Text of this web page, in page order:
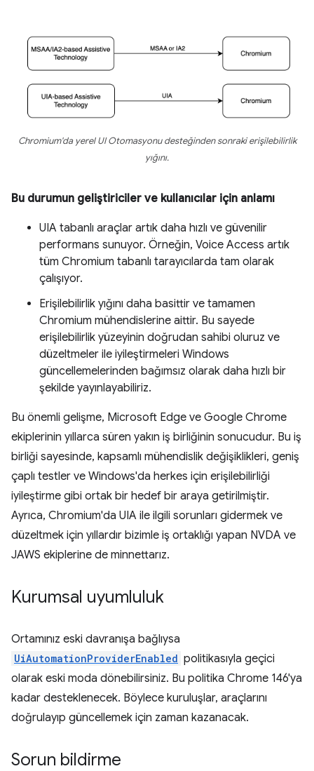
Chromium'da yerel UI Otomasyonu desteğinden sonraki erişilebilirlik
yığını.
Bu durumun geliştiriciler ve kullanıcılar için anlamı
UIA tabanlı araçlar artık daha hızlı ve güvenilir
performans sunuyor. Örneğin, Voice Access artık
tüm Chromium tabanlı tarayıcılarda tam olarak
çalışıyor.
Erişilebilirlik yığını daha basittir ve tamamen
Chromium mühendislerine aittir. Bu sayede
erişilebilirlik yüzeyinin doğrudan sahibi oluruz ve
düzeltmeler ile iyileştirmeleri Windows
güncellemelerinden bağımsız olarak daha hızlı bir
şekilde yayınlayabiliriz.
Bu önemli gelişme, Microsoft Edge ve Google Chrome
ekiplerinin yıllarca süren yakın iş birliğinin sonucudur. Bu iş
birliği sayesinde, kapsamlı mühendislik değişiklikleri, geniş
çaplı testler ve Windows'da herkes için erişilebilirliği
iyileştirme gibi ortak bir hedef bir araya getirilmiştir.
Ayrıca, Chromium'da UIA ile ilgili sorunları gidermek ve
düzeltmek için yıllardır bizimle iş ortaklığı yapan NVDA ve
JAWS ekiplerine de minnettarız.
Kurumsal uyumluluk
Ortamınız eski davranışa bağlıysa
UiAutomationProviderEnabled politikasıyla geçici
olarak eski moda dönebilirsiniz. Bu politika Chrome 146'ya
kadar desteklenecek. Böylece kuruluşlar, araçlarını
doğrulayıp güncellemek için zaman kazanacak.
Sorun bildirme